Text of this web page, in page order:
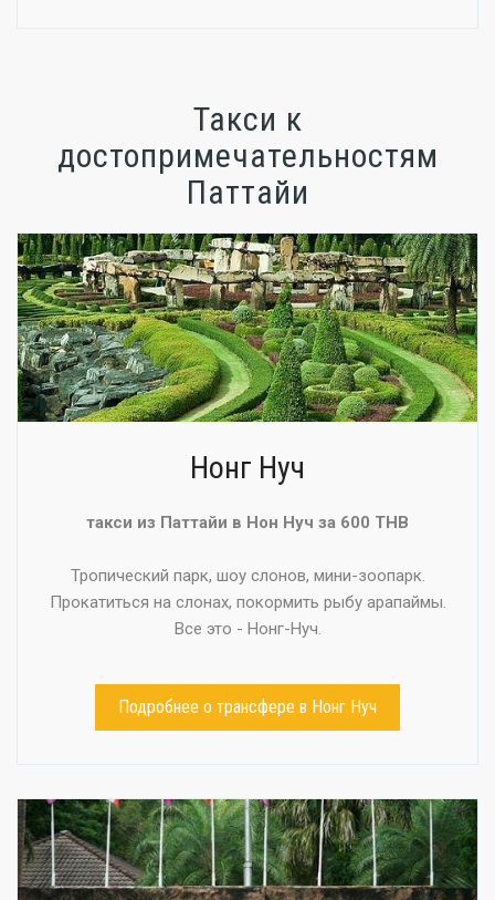
Такси к
достопримечательностям
Паттайи
Нонг Нуч
такси из Паттайи в Нон Нуч за 600 THB
Тропический парк, шоу слонов, мини-зоопарк.
Прокатиться на слонах, покормить рыбу арапаймы.
Все это - Нонг-Нуч.
Подробнее о трансфере в Нонг Нуч